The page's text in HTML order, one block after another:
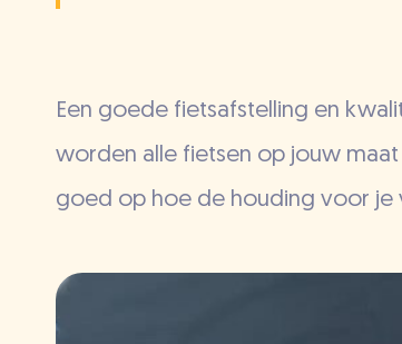
Een goede fietsafstelling en
worden alle fietsen op jouw
goed op hoe de houding voor je